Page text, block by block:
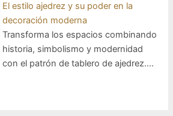
El estilo ajedrez y su poder en la
decoración moderna
Transforma los espacios combinando
historia, simbolismo y modernidad
con el patrón de tablero de ajedrez.…